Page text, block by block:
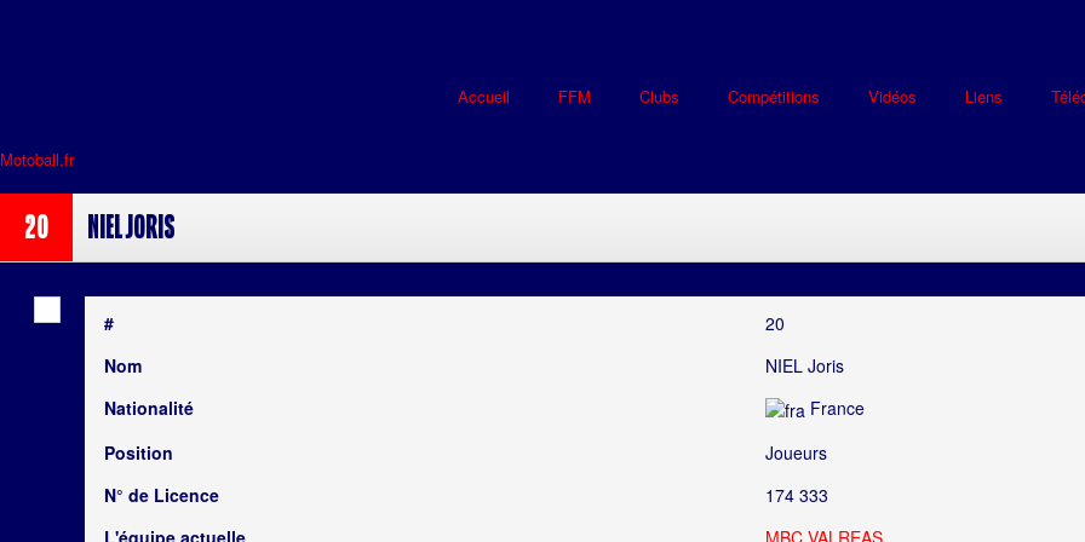
Accueil FFM Clubs Compétitions Vidéos Liens
Motoball.fr>
20 NIEL Joris
#
20
Nom
NIEL Joris
Nationalité
France
Position
Joueurs
N° de Licence
174 333
L'équipe actuelle
MBC VALREAS